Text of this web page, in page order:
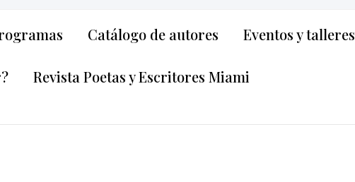
Catálogo de autores Eventos y talleres
Revista Poetas y Escritores Miami